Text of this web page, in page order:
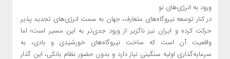
ورود به انرژی‌های نو
در کنار توسعه نیروگاه‌های متعارف، جهان به سمت انرژی‌های تجدید پذیر
حرکت کرده و ایران نیز ناگزیر از ورود جدی‌تر به این مسیر است؛ اما
واقعیت آن است که ساخت نیروگاه‌های خورشیدی و بادی، به
سرمایه‌گذاری اولیه سنگینی نیاز دارد و بدون حضور نظام بانکی، این گذار